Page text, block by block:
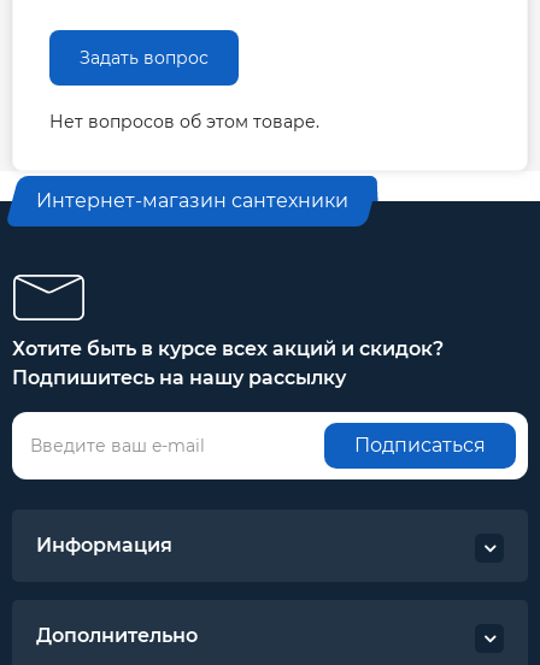
Задать вопрос
Нет вопросов об этом товаре.
Интернет-магазин сантехники
Хотите быть в курсе всех акций и скидок?
Подпишитесь на нашу рассылку
Подписаться
Информация
Дополнительно